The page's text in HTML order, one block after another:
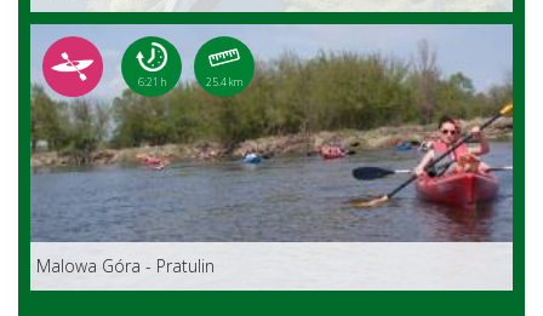
6:21 h 25.4 km
Malowa Góra - Pratulin